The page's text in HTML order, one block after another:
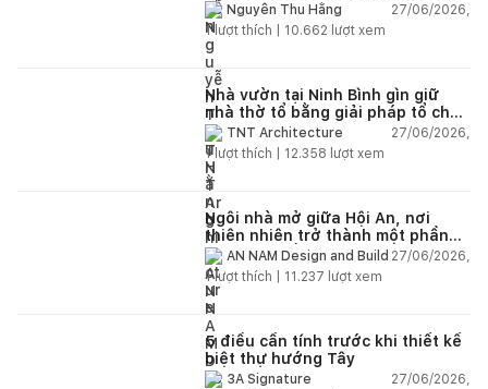
Nguyễn Thu Hằng
27/06/2026,
1lượt thích | 10.662 lượt xem
Nhà vườn tại Ninh Bình gìn giữ
nhà thờ tổ bằng giải pháp tổ chức
lại không gian
TNT Architecture
27/06/2026,
1lượt thích | 12.358 lượt xem
Ngôi nhà mở giữa Hội An, nơi
thiên nhiên trở thành một phần
của cuộc sống
AN NAM Design and Build 27/06/2026,
1lượt thích | 11.237 lượt xem
5 điều cần tính trước khi thiết kế
biệt thự hướng Tây
3A Signature
27/06/2026,